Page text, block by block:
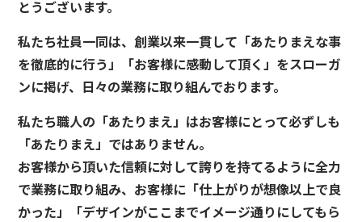
とうございます。
私たち社員一同は、創業以来一貫して「あたりまえな事
を徹底的に行う」「お客様に感動して頂く」をスローガ
ンに掲げ、日々の業務に取り組んでおります。
私たち職人の「あたりまえ」はお客様にとって必ずしも
「あたりまえ」ではありません。
お客様から頂いた信頼に対して誇りを持てるように全力
で業務に取り組み、お客様に「仕上がりが想像以上で良
かった」「デザインがここまでイメージ通りにしてもら